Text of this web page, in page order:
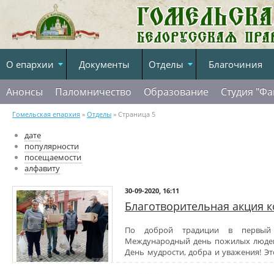
О епархии Документы Отделы Благочиния
Анонсы Паломничество Образование Студия
Гомельская епархия » Отделы » Страница 5
дате
популярности
посещаемости
алфавиту
30-09-2020, 16:11
Благотворительная
По доброй традиции в
Международный день пожилых
День мудрости, добра и уважения!